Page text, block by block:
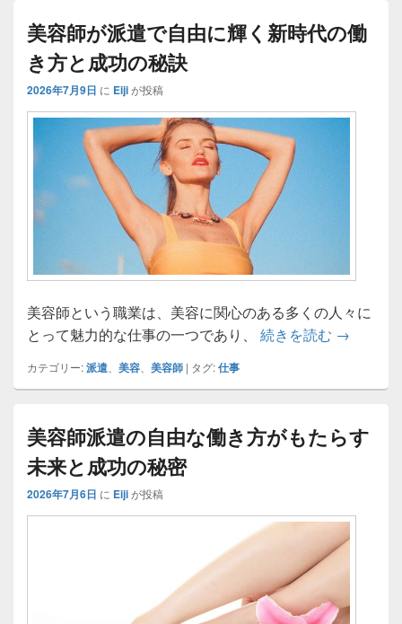
美容師が派遣で自由に輝く新時代の働
き方と成功の秘訣
2026年7月9日 に Eijiが投稿
美容師という職業は、美容に関心のある多くの人々に
とって魅力的な仕事の一つであり、 続きを読む 美容師が
→
カテゴリー:派遣 美容 美容師 | タグ:仕事
美容師派遣の自由な働き方がもたらす
未来と成功の秘密
2026年7月6日 に Eijiが投稿